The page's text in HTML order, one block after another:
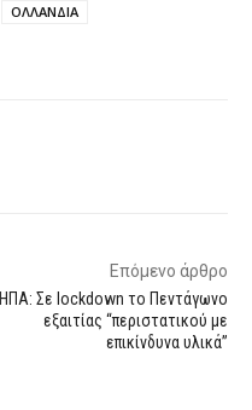
ΟΛΛΑΝΔΙΑ
Επόμενο άρθρο
ΗΠΑ: Σε lockdown το Πεντάγωνο
εξαιτίας “περιστατικού με
επικίνδυνα υλικά”